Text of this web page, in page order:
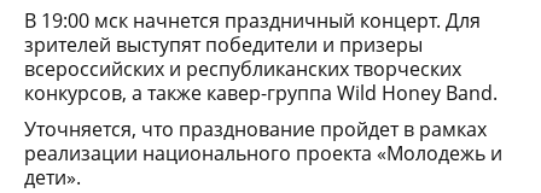
В 19:00 мск начнется праздничный концерт. Для
зрителей выступят победители и призеры
всероссийских и республиканских творческих
конкурсов, а также кавер-группа Wild Honey Band.
Уточняется, что празднование пройдет в рамках
реализации национального проекта «Молодежь и
дети».